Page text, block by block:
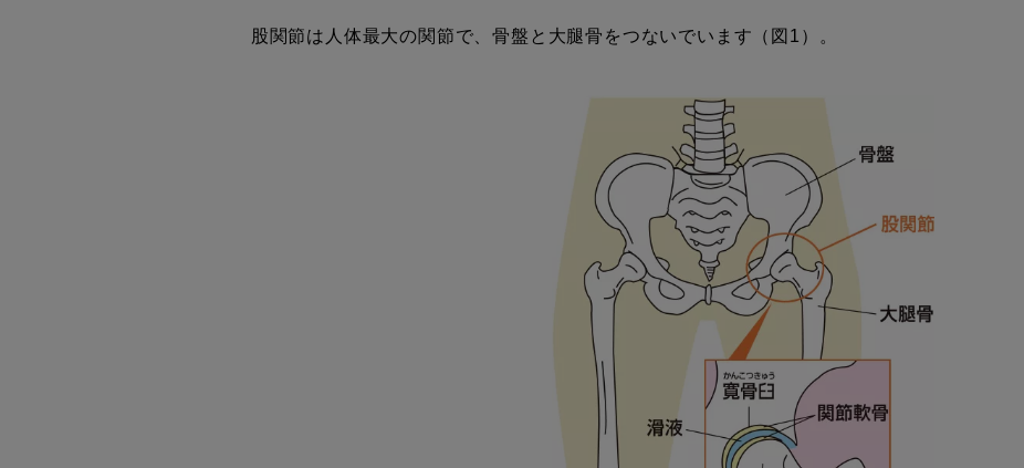
股関節は人体最大の関節で、骨盤と大腿骨をつないでいます（図1）。